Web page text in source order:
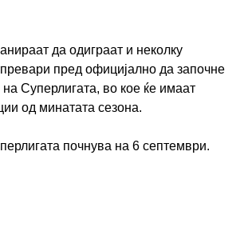
да одиграат и неколку
пред официјално да започне
Суперлигата, во кое ќе имаат
од минатата сезона.
почнува на 6 септември.